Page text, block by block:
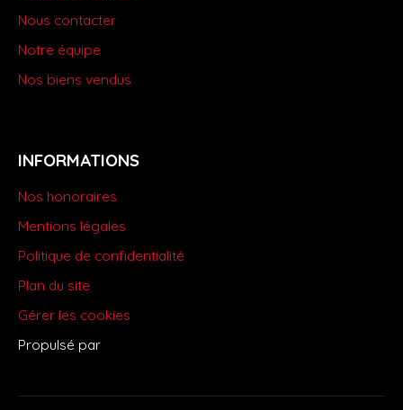
Nous contacter
Notre équipe
Nos biens vendus
INFORMATIONS
Nos honoraires
Mentions légales
Politique de confidentialité
Plan du site
Gérer les cookies
Propulsé par